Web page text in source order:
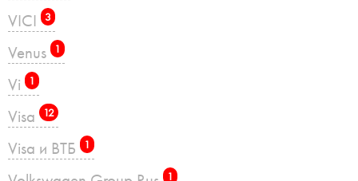
VICI 3
Venus 1
Vi 1
Visa 12
Visa и ВТБ 1
1